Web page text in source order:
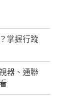
掌握行蹤
器、通聯